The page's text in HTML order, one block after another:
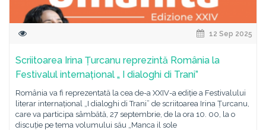
12 Sep 2025
Scriitoarea Irina Țurcanu reprezintă România la
Festivalul internațional „ I dialoghi di Trani”
România va fi reprezentată la cea de-a XXIV-a ediție a Festivalului
literar internațional „I dialoghi di Trani” de scriitoarea Irina Țurcanu,
care va participa sâmbătă, 27 septembrie, de la ora 10. 00, la o
discuție pe tema volumului său „Manca il sole